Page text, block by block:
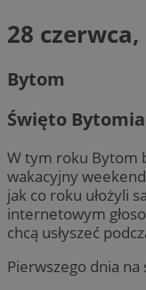
28
Bytom
Święto
W tym roku Bytom
wakacyjny
jak co roku ułożyli
internetowym
chcą usłyszeć
Pierwszego dnia na